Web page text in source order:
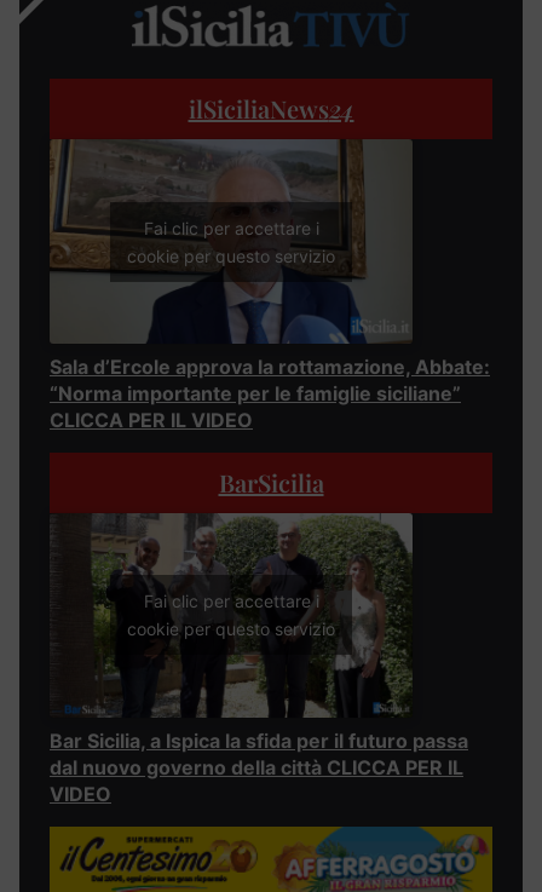
ilSiciliaNews24
Fai clic per accettare i
cookie per questo servizio
Sala d’Ercole approva la rottamazione, Abbate:
“Norma importante per le famiglie siciliane”
CLICCA PER IL VIDEO
BarSicilia
Fai clic per accettare i
cookie per questo servizio
Bar Sicilia, a Ispica la sfida per il futuro passa
dal nuovo governo della città CLICCA PER IL
VIDEO